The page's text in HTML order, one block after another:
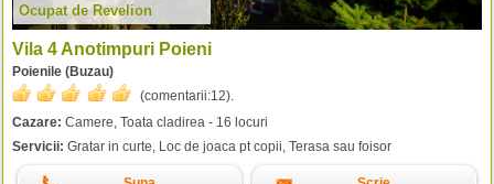
Ocupat de Revelion
Vila 4 Anotimpuri Poieni
Poienile (Buzau)
(comentarii:12).
Cazare: Camere, Toata cladirea - 16 locuri
Servicii: Gratar in curte, Loc de joaca pt copii, Terasa sau foisor